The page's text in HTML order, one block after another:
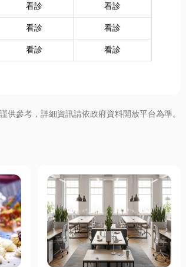
看診
看診
看診
看診
看診 看診
供參考，詳細資訊請依政府資料開放平台為準。